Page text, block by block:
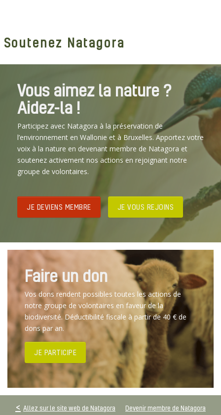
Soutenez Natagora
Vous aimez la nature ?
Aidez-la !
Participez avec Natagora à la préservation de
l’environnement en Wallonie et à Bruxelles. Apportez votre
voix à la nature en devenant membre de Natagora et
soutenez activement nos actions en rejoignant notre
groupe de volontaires.
JE DEVIENS MEMBRE JE VOUS REJOINS
Faire un don
Vos dons rendent possibles toutes les actions de
notre groupe de volontaires en faveur de la
biodiversité. Déductibilité fiscale à partir de 40 € de
dons par an.
JE PARTICIPE
Allez sur le site web de Natagora
Devenir membre de Natagora